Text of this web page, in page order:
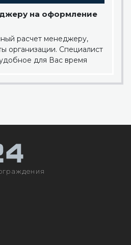
на оформление
расчет менеджеру,
организации. Специалист
для Вас время